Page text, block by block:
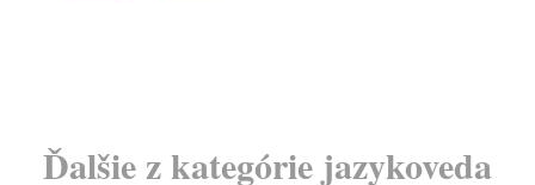
Ďalšie z kategórie jazykoveda